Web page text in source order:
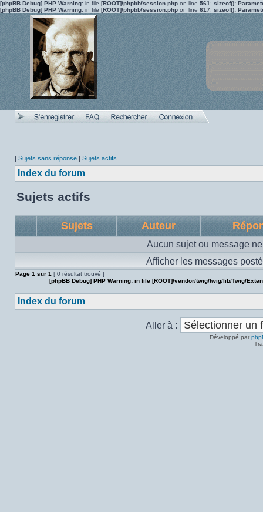
[phpBB Debug] PHP Warning: in file [ROOT]/phpbb/session.php on line 561 : sizeof():
[phpBB Debug] PHP Warning: in file [ROOT]/phpbb/session.php on line 617: sizeof():
| Sujets sans réponse | Sujets actifs
Index du forum
Sujets actifs
Sujets Auteur
Aucun sujet ou message
Afficher les messages
Page 1 sur 1 [ 0 résultat trouvé ]
[phpBB Debug] PHP Warning: in file [ROOT]/vendor/twig/twig/lib/Twig/
Index du forum
Aller à :
Développé par